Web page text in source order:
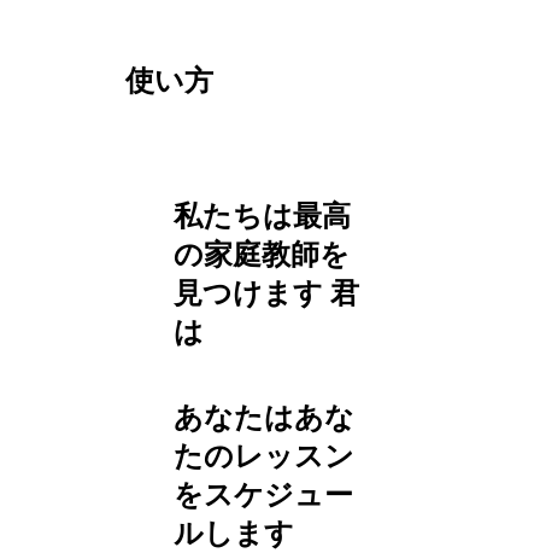
使い方
私たちは最高
の家庭教師を
見つけます 君
は
あなたはあな
たのレッスン
をスケジュー
ルします